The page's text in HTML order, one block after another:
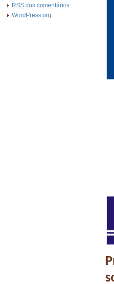
RSS dos comentários
WordPress.org